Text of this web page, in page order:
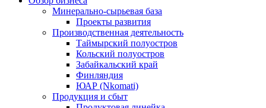
Минерально-сырьевая база
Проекты развития
Производственная деятельность
Таймырский полуостров
Кольский полуостров
Забайкальский край
Финляндия
ЮАР (Nkomati)
Продукция и сбыт